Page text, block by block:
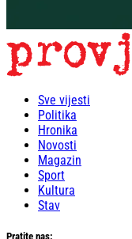
Sve vijesti
Politika
Hronika
Novosti
Magazin
Sport
Kultura
Stav
Pratite nas: